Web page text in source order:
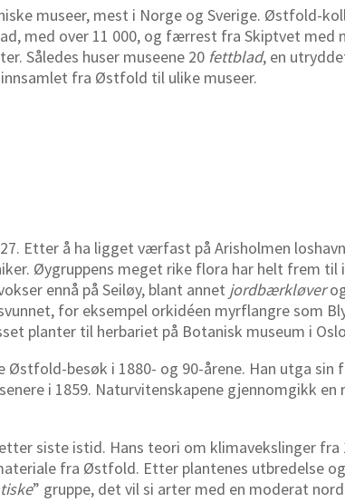
museer, mest i Norge og Sverige. Østfold-
med over 11 000, og færrest fra Skiptvet med
Således huser museene 20 fettblad, en
fra Østfold til ulike museer.
Etter å ha ligget værfast på Arisholmen
Øygruppens meget rike flora har helt frem
ennå på Seiløy, blant annet jordbærkløver
for eksempel orkidéen myrflangre som
planter til herbariet på Botanisk museum i
besøk i 1880- og 90-årene. Han utga
i 1859. Naturvitenskapene gjennomgikk
siste istid. Hans teori om klimavekslinger
fra Østfold. Etter plantenes utbredelse
” gruppe, det vil si arter med en moderat